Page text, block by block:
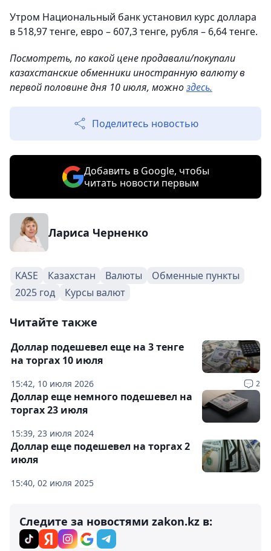
Утром Национальный банк установил курс доллара
в 518,97 тенге, евро – 607,3 тенге, рубля – 6,64 тенге.
Посмотреть, по какой цене продавали/покупали
казахстанские обменники иностранную валюту в
первой половине дня 10 июля, можноздесь.
Поделитесь новостью
Добавить в Google, чтобы
читать новости первым
Лариса Черненко
KASE Казахстан Валюты
Обменные пункты
2025 год
Курсы валют
Читайте также
15:42, 10 июля 2026 2
Доллар подешевел еще на 3 тенге
на торгах 10 июля
15:39, 23 июля 2024
Доллар еще немного подешевел на
торгах 23 июля
15:40, 02 июля 2025
Доллар еще подешевел на торгах 2
июля
Следите за новостями zakon.kz в: